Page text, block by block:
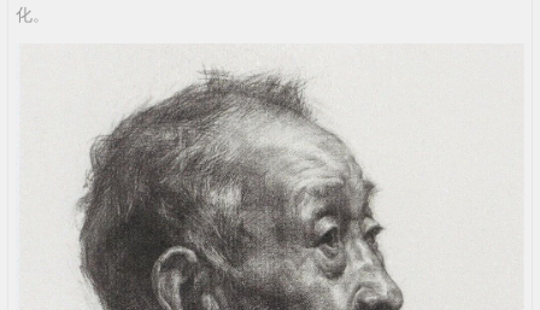
化。